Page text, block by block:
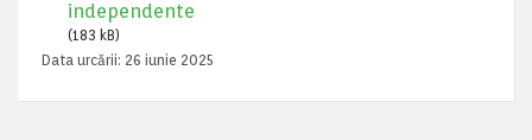
independente
(183 kB)
Data urcării: 26 iunie 2025